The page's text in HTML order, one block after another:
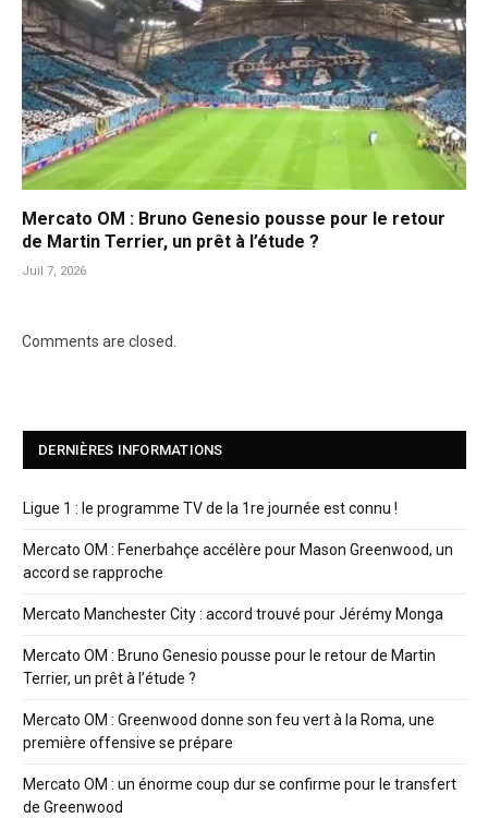
Mercato OM : Bruno Genesio pousse pour le retour
de Martin Terrier, un prêt à l’étude ?
Juil 7, 2026
Comments are closed.
DERNIÈRES INFORMATIONS
Ligue 1 : le programme TV de la 1re journée est connu !
Mercato OM : Fenerbahçe accélère pour Mason Greenwood, un
accord se rapproche
Mercato Manchester City : accord trouvé pour Jérémy Monga
Mercato OM : Bruno Genesio pousse pour le retour de Martin
Terrier, un prêt à l’étude ?
Mercato OM : Greenwood donne son feu vert à la Roma, une
première offensive se prépare
Mercato OM : un énorme coup dur se confirme pour le transfert
de Greenwood